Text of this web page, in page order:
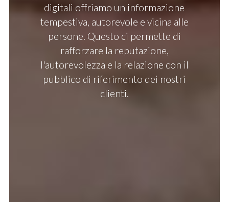
digitali offriamo un'informazione
tempestiva, autorevole e vicina alle
persone. Questo ci permette di
rafforzare la reputazione,
l'autorevolezza e la relazione con il
pubblico di riferimento dei nostri
clienti.